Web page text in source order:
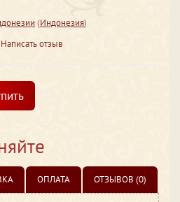
(Индонезия)
Написать отзыв
ОПЛАТА ОТЗЫВОВ (0)